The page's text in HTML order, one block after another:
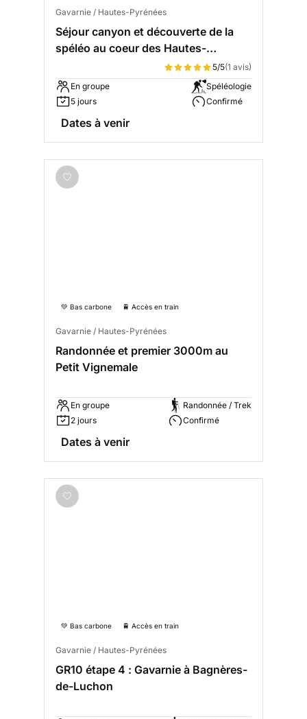
Gavarnie / Hautes-Pyrénées
Séjour canyon et découverte de la
spéléo au coeur des Hautes-
5/5(1 avis)
En groupe
5 jours
Spéléologie
Confirmé
Dates à venir
💚 Bas carbone 🚆 Accès en train
Gavarnie / Hautes-Pyrénées
Randonnée et premier 3000m au
Petit Vignemale
En groupe
2 jours
Randonnée / Trek
Confirmé
Dates à venir
💚 Bas carbone 🚆 Accès en train
Gavarnie / Hautes-Pyrénées
GR10 étape 4 : Gavarnie à Bagnères-
de-Luchon